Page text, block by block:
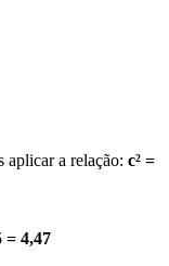
aplicar a relação: c² =
= 4,47